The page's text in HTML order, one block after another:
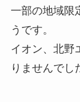
一部の地域限
うです。
イオン、北野
りませんでし